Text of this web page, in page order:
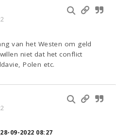
van het Westen om geld
niet dat het conflict
Polen etc.
28-09-2022 08:27